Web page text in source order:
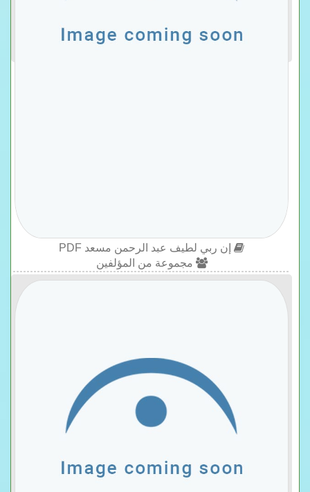
إن ربي لطيف عبد الرحمن مسعد PDF
مجموعة من المؤلفين